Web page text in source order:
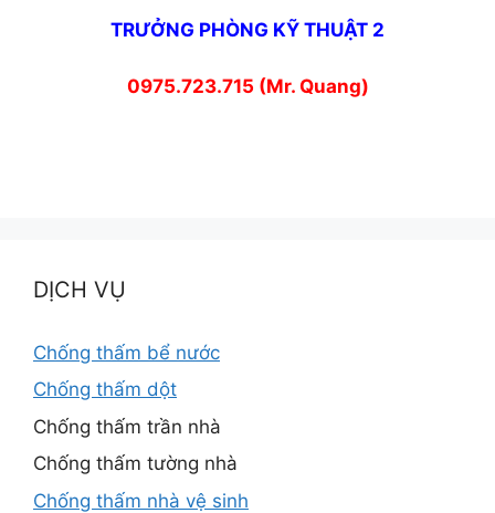
TRƯỞNG PHÒNG KỸ THUẬT 2
0975.723.715 (Mr. Quang)
DỊCH VỤ
Chống thấm bể nước
Chống thấm dột
Chống thấm trần nhà
Chống thấm tường nhà
Chống thấm nhà vệ sinh